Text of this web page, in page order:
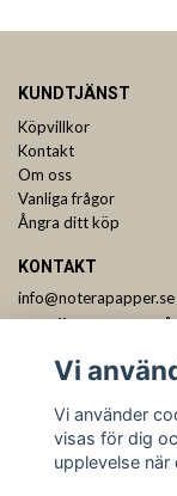
KUNDTJÄNST
Köpvillkor
Kontakt
Om oss
Vanliga frågor
Ångra ditt köp
KONTAKT
info@noterapapper.se
Vi
Vi använder
visas för dig
upplevelse